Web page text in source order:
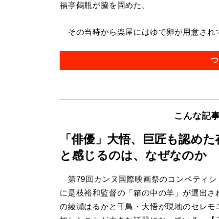
福亭鶴瓶が脇を固めた。
その当時から楽屋にはゆで卵が用意され
こんな記
「俳優」大悟、巨匠も認め
と感じるのは、なぜなのか
第79回カンヌ国際映画祭のコンペティシ
に是枝裕和監督の「箱の中の羊」が選出さ
の綾瀬はるかと千鳥・大悟が現地のセレモ